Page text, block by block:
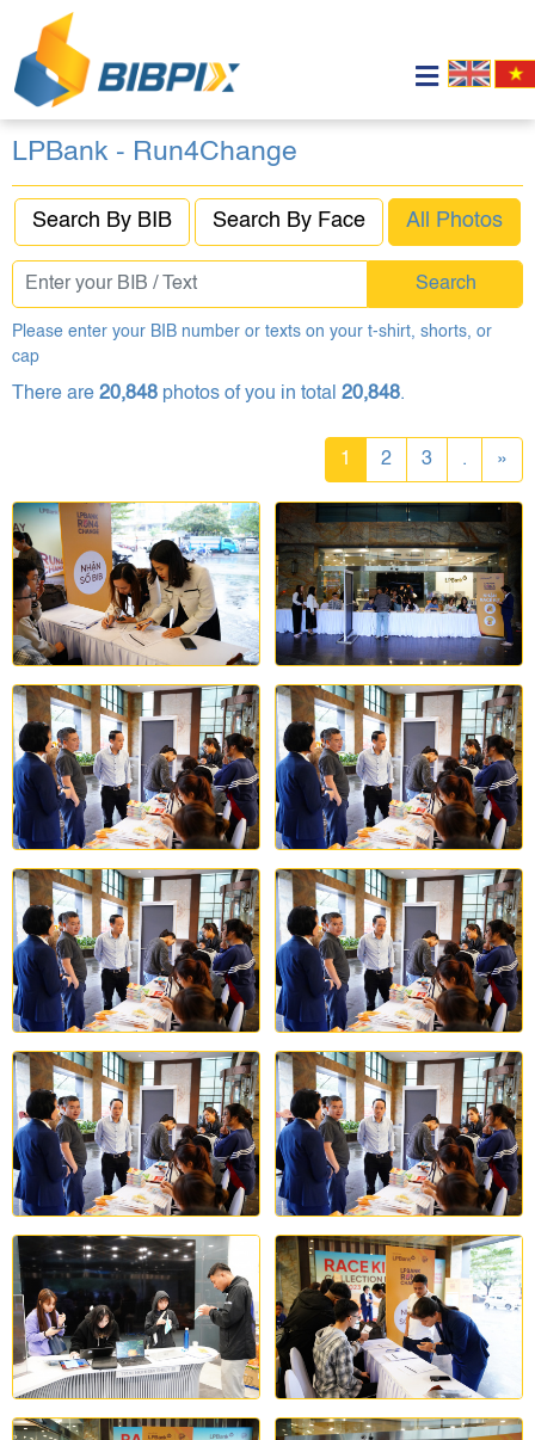
LPBank - Run4Change
Search By BIB Search By Face All Photos
Search
Please enter your BIB number or texts on your t-shirt, shorts, or
cap
There are 20,848 photos of you in total 20,848.
1 2 3 . »